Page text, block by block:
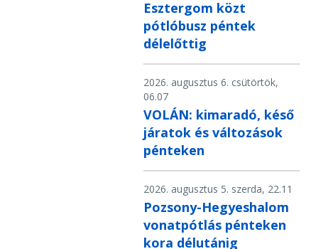
Esztergom közt
pótlóbusz péntek
délelőttig
2026. augusztus 6. csütörtök,
06.07
VOLÁN: kimaradó, késő
járatok és változások
pénteken
2026. augusztus 5. szerda, 22.11
Pozsony-Hegyeshalom
vonatpótlás pénteken
kora délutánig